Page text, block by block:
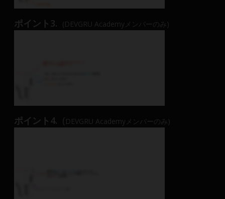
ポイント3. (DEVGRU Academyメンバーのみ)
ポイント4. ( DEVGRU Academyメンバーのみ)